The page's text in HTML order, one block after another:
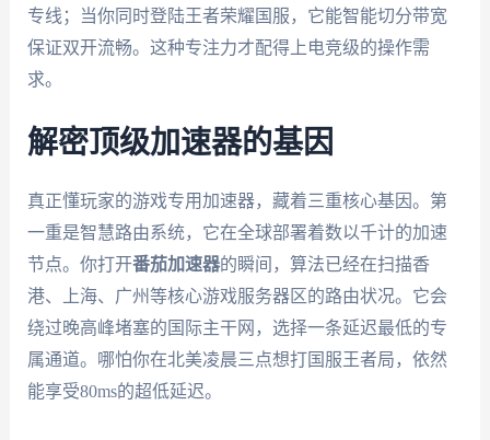
专线；当你同时登陆王者荣耀国服，它能智能切分带宽
保证双开流畅。这种专注力才配得上电竞级的操作需
求。
解密顶级加速器的基因
真正懂玩家的游戏专用加速器，藏着三重核心基因。第
一重是智慧路由系统，它在全球部署着数以千计的加速
节点。你打开番茄加速器的瞬间，算法已经在扫描香
港、上海、广州等核心游戏服务器区的路由状况。它会
绕过晚高峰堵塞的国际主干网，选择一条延迟最低的专
属通道。哪怕你在北美凌晨三点想打国服王者局，依然
能享受80ms的超低延迟。